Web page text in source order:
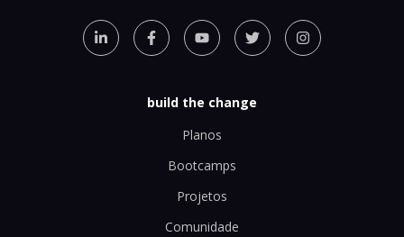
build the change
Planos
Bootcamps
Projetos
Comunidade